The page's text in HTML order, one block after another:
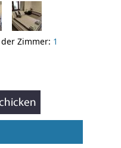
Zimmer: 1